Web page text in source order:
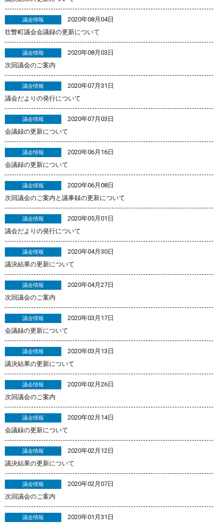
議会情報
2020年08月04日
壮瞥町議会会議録の更新について
議会情報
2020年08月03日
次回議会のご案内
議会情報
2020年07月31日
議会だよりの発行について
議会情報
2020年07月03日
会議録の更新について
議会情報
2020年06月16日
会議録の更新について
議会情報
2020年06月08日
次回議会のご案内と議事録の更新について
議会情報
2020年05月01日
議会だよりの発行について
議会情報
2020年04月30日
議決結果の更新について
議会情報
2020年04月27日
次回議会のご案内
議会情報
2020年03月17日
会議録の更新について
議会情報
2020年03月13日
議決結果の更新について
議会情報
2020年02月26日
次回議会のご案内
議会情報
2020年02月14日
会議録の更新について
議会情報
2020年02月12日
議決結果の更新について
議会情報
2020年02月07日
次回議会のご案内
議会情報
2020年01月31日